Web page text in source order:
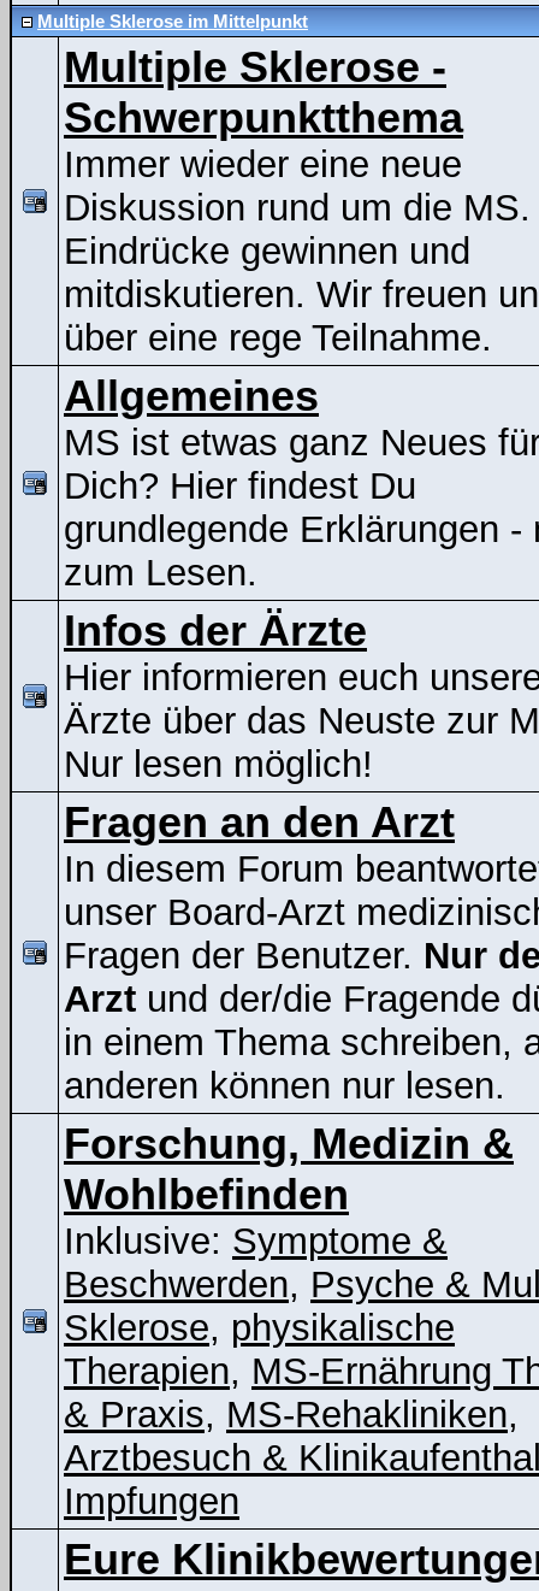
Multiple Sklerose im Mittelpunkt
Multiple Sklerose -
Schwerpunktthema
Immer wieder eine neue
Diskussion rund um die MS.
Eindrücke gewinnen und
mitdiskutieren. Wir freuen
über eine rege Teilnahme.
Allgemeines
MS ist etwas ganz Neues
Dich? Hier findest Du
grundlegende Erklärungen -
zum Lesen.
Infos der Ärzte
Hier informieren euch
Ärzte über das Neuste zur
Nur lesen möglich!
Fragen an den Arzt
In diesem Forum
unser Board-Arzt
Fragen der Benutzer. Nur
Arzt und der/die Fragende
in einem Thema schreiben,
anderen können nur lesen.
Forschung, Medizin &
Wohlbefinden
Inklusive: Symptome &
Beschwerden, Psyche &
Sklerose, physikalische
Therapien, MS-Ernährung
& Praxis, MS-Rehakliniken,
Arztbesuch &
Impfungen
Eure